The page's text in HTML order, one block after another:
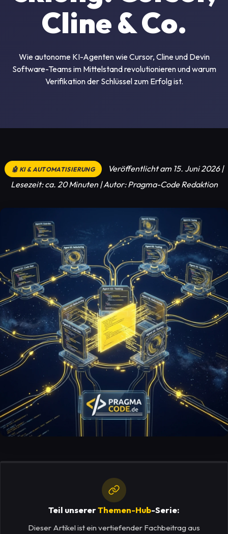
Cline & Co.
Wie autonome KI-Agenten wie Cursor, Cline und Devin
Software-Teams im Mittelstand revolutionieren und warum
Verifikation der Schlüssel zum Erfolg ist.
🤖 KI & AUTOMATISIERUNG
Veröffentlicht am 15. Juni 2026 |
Lesezeit: ca. 20 Minuten | Autor: Pragma-Code Redaktion
Teil unsererThemen-Hub-Serie:
Dieser Artikel ist ein vertiefender Fachbeitrag aus